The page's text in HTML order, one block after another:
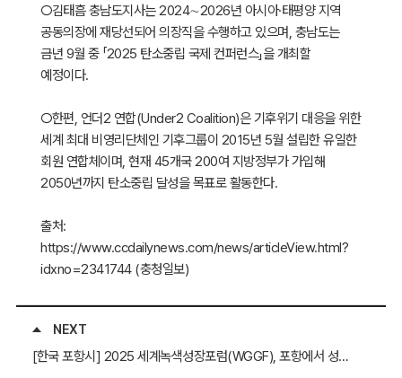
○김태흠 충남도지사는 2024∼2026년 아시아·태평양 지역
공동의장에 재당선되어 의장직을 수행하고 있으며, 충남도는
금년 9월 중 「2025 탄소중립 국제 컨퍼런스」을 개최할
예정이다.
○한편, 언더2 연합(Under2 Coalition)은 기후위기 대응을 위한
세계 최대 비영리단체인 기후그룹이 2015년 5월 설립한 유일한
회원 연합체이며, 현재 45개국 200여 지방정부가 가입해
2050년까지 탄소중립 달성을 목표로 활동한다.
출처:
https://www.ccdailynews.com/news/articleView.html?
idxno=2341744 (충청일보)
NEXT
[한국 포항시] 2025 세계녹색성장포럼(WGGF), 포항에서 성황리 개최